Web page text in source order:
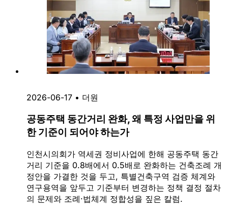
2026-06-17 • 더원
공동주택 동간거리 완화, 왜 특정 사업만을 위
한 기준이 되어야 하는가
인천시의회가 역세권 정비사업에 한해 공동주택 동간
거리 기준을 0.8배에서 0.5배로 완화하는 건축조례 개
정안을 가결한 것을 두고, 특별건축구역 검증 체계와
연구용역을 앞두고 기준부터 변경하는 정책 결정 절차
의 문제와 조례·법체계 정합성을 짚은 칼럼.